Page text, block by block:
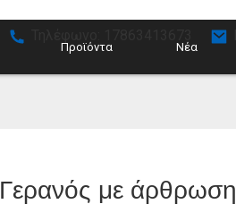
Προϊόντα Νέα
Γερανός με άρθρωση